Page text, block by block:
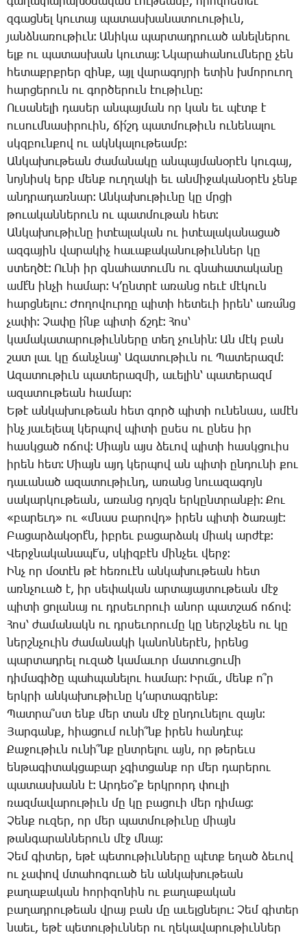
զգաց­նել կու­տայ պա­տաս­խա­նա­տո­ւու­թիւն,
յանձ­նա­ռու­թիւն։ Ա­նի­կա պար­տադ­րո­ւած ա­նել­նե­րու
ելք ու պա­տաս­խան կու­տայ։ Ն­կա­րա­հա­նում­նե­րը չեն
հե­տաքրք­րեր զինք, այլ վա­րա­գոյ­րի ե­տին խմո­րո­ւող
հար­ցե­րուն ու գոր­ծե­րուն էու­թիւ­նը։
Ու­սա­նե­լի դա­սեր ան­պայ­ման որ կան եւ պէտք է
ու­սում­նա­սի­րո­ւին, ճի՛շդ պատ­մու­թիւն ու­նե­նա­լու
սկզբուն­քով ու ակն­կա­լու­թեամբ։
Ան­կա­խու­թեան ժա­մա­նա­կը ան­պայ­մա­նօ­րէն կու­գայ,
նոյ­նիսկ երբ մենք ուղ­ղա­կի եւ ան­մի­ջա­կա­նօ­րէն չենք
անդ­րա­դառ­նար։ Ան­կա­խու­թիւ­նը կը մրցի
թո­ւա­կան­նե­րուն ու պատ­մու­թան հետ։
Ան­կա­խու­թիւ­նը ի­տէա­լա­կան ու ի­տէա­լա­կա­նա­ցած
ազ­գա­յին վա­րա­կիչ հա­ւա­քա­կա­նու­թիւն­ներ կը
ստեղ­ծէ։ Ու­նի իր գնա­հա­տումն ու գնա­հա­տա­կա­նը
ա­մէ՛ն ին­չի հա­մար։ Կ’ընտ­րէ ա­ռանց ոե­ւէ մէ­կուն
հարց­նե­լու։ ­Ժո­ղո­վուր­դը պի­տի հե­տե­ւի ի­րեն՝ ա­ռա՛նց
չա­փի։ ­Չա­փը ի՛նք պի­տի ճշդէ։ ­Հոս՝
կա­մա­կա­տա­րու­թիւն­նե­րը տեղ չու­նին։ Ան մէկ բան
շատ լաւ կը ճանչ­նայ՝ Ա­զա­տու­թիւն ու ­Պա­տե­րազմ։
Ա­զա­տու­թիւն պա­տե­րազ­մի, ա­ւե­լին՝ պա­տե­րազմ
ա­զա­տու­թեան հա­մար։
Ե­թէ ան­կա­խու­թեան հետ գործ պի­տի ու­նե­նաս, ա­մէն
ինչ յա­ւե­լեալ կեր­պով պի­տի ը­սես ու ը­նես իր
հասկ­ցած ո­ճով։ ­Միայն այս ձե­ւով պի­տի հասկ­ցո­ւիս
ի­րեն հետ։ ­Միայն այդ կեր­պով ան պի­տի ըն­դու­նի քու
դա­ւա­նած ա­զա­տու­թիւնդ, ա­ռանց նո­ւա­զա­գոյն
սա­կար­կու­թեան, ա­ռանց դոյզն եր­կընտ­րան­քի։ ­Քու
«բա­րեւդ» ու «մնաս բա­րովդ» ի­րեն պի­տի ծա­ռա­յէ։
­Բա­ցար­ձա­կօ­րէ՛ն, իբ­րեւ բա­ցար­ձակ միակ ար­ժէք։
­Վերջ­նա­կա­նա­պէ՜ս, սկիզ­բէն մին­չեւ վերջ։
Ինչ որ մօ­տէն թէ հե­ռո­ւէն ան­կա­խու­թեան հետ
առն­չո­ւած է, իր սե­փա­կան ար­տա­յայ­տու­թեան մէջ
պի­տի ցո­լա­նայ ու դրսե­ւո­րո­ւի ա­նոր պատ­շաճ ո­ճով։
­Հոս՝ ժա­մա­նակն ու դրսե­ւո­րու­մը կը ներշն­չեն ու կը
ներշն­չո­ւին ժա­մա­նա­կի կա­նոն­նե­րէն, ի­րենց
պար­տադ­րել ու­զած կա­մա­ւոր մա­տու­ցու­մի
դի­մա­գի­ծը պահ­պա­նե­լու հա­մար։ Ի­րա՜ւ, մենք ո՞ր
երկ­րի ան­կա­խու­թիւ­նը կ­’ար­տագ­րենք։
­Պատ­րա՞ստ ենք մեր տան մէջ ըն­դու­նե­լու զայն։
­Յար­գանք, հիա­ցում ու­նի՞նք ի­րեն հան­դէպ։
­Քա­ջու­թիւն ու­նի՞նք ընտ­րե­լու այն, որ թե­րեւս
են­թա­գի­տակ­ցա­բար չգիտ­ցանք որ մեր դա­րե­րու
պա­տաս­խանն է։ Ար­դեօ՞ք երկ­րորդ փու­լի
ռազ­մա­վա­րու­թիւն մը կը բա­ցո­ւի մեր դի­մաց։
­Չենք ու­զեր, որ մեր պատ­մու­թիւ­նը միայն
թան­գա­րան­նե­րուն մէջ մնայ։
­Չեմ գի­տեր, ե­թէ պե­տու­թիւն­նե­րը պէտք ե­ղած ձե­ւով
ու չա­փով մտա­հո­գո­ւած են ան­կա­խու­թեան
քա­ղա­քա­կան հո­րի­զո­նին ու քա­ղա­քա­կան
բա­ղադ­րու­թեան վրայ բան մը ա­ւելց­նե­լու։ ­Չեմ գի­տեր
նաեւ, ե­թէ պե­տու­թիւն­ներ ու ղե­կա­վա­րու­թիւն­ներ